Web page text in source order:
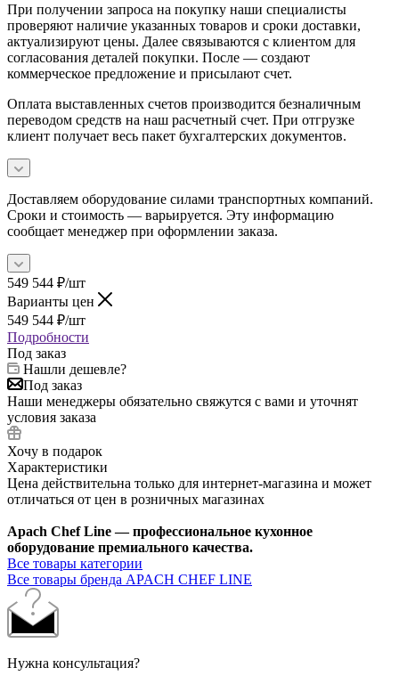
При получении запроса на покупку наши специалисты
проверяют наличие указанных товаров и сроки доставки,
актуализируют цены. Далее связываются с клиентом для
согласования деталей покупки. После — создают
коммерческое предложение и присылают счет.
Оплата выставленных счетов производится безналичным
переводом средств на наш расчетный счет. При отгрузке
клиент получает весь пакет бухгалтерских документов.
Доставляем оборудование силами транспортных компаний.
Сроки и стоимость — варьируется. Эту информацию
сообщает менеджер при оформлении заказа.
549 544 ₽/шт
Варианты цен
549 544 ₽/шт
Подробности
Под заказ
Нашли дешевле?
Под заказ
Наши менеджеры обязательно свяжутся с вами и уточнят
условия заказа
Хочу в подарок
Характеристики
Цена действительна только для интернет-магазина и может
отличаться от цен в розничных магазинах
Apach Chef Line — профессиональное кухонное
оборудование премиального качества.
Все товары категории
Все товары бренда APACH CHEF LINE
Нужна консультация?